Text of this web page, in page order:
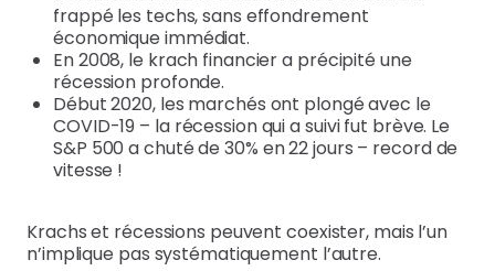
frappé les techs, sans effondrement
économique immédiat.
En 2008, le krach financier a précipité une
récession profonde.
Début 2020, les marchés ont plongé avec le
COVID-19 – la récession qui a suivi fut brève. Le
S&P 500 a chuté de 30% en 22 jours – record de
vitesse !
Krachs et récessions peuvent coexister, mais l’un
n’implique pas systématiquement l’autre.